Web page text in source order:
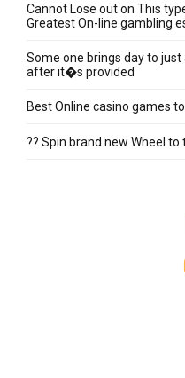
Cannot Lose out on This
Greatest On-line gambling
Some one brings day to
after it�s provided
Best Online casino games
?? Spin brand new Wheel